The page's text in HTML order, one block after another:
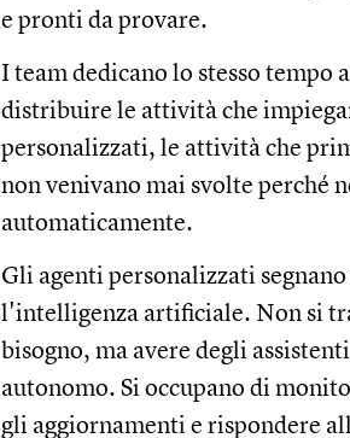
e pronti da provare.
I team dedicano lo stesso tempo
distribuire le attività che
personalizzati, le attività che
non venivano mai svolte perché
automaticamente.
Gli agenti personalizzati
l'intelligenza artificiale. Non si
bisogno, ma avere degli
autonomo. Si occupano di
gli aggiornamenti e rispondere